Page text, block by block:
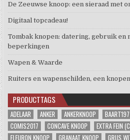
De Zeeuwse knoop: een sieraad met
Digitaal topcadeau!
Tombak knopen: datering, gebruik en
beperkingen
Wapen & Waarde
Ruiters en wapenschilden, een
PRODUCTTAGS
ADELAAR ANKER ANKERKNOOP
COMIS2017
CONCAVE KNOOP EXTRA FEIN
FLEURON KNOOP
GRANAAT KNOOP GRIJS